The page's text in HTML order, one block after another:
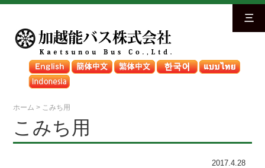
三
ホーム > こみち用
こみち用
2017.4.28